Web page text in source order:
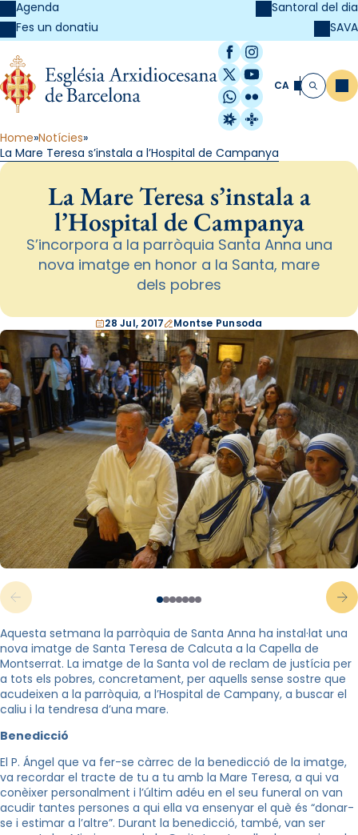
Agenda
Fes un donatiu
Santoral del dia
SAVA
Facebook
Instagram
X / Twitter
YouTube
WhatsApp
Flickr
Radio Estel
Catalunya
CA Cerca
Home Notícies
La Mare Teresa s’instala a l’Hospital de Campanya
La Mare Teresa s’instala a
l’Hospital de Campanya
S’incorpora a la parròquia Santa Anna una
nova imatge en honor a la Santa, mare
dels pobres
28 Jul, 2017 Montse Punsoda
Aquesta setmana la parròquia de Santa Anna ha instal·lat una
nova imatge de Santa Teresa de Calcuta a la Capella de
Montserrat. La imatge de la Santa vol de reclam de justícia per
a tots els pobres, concretament, per aquells sense sostre que
acudeixen a la parròquia, a l’Hospital de Campany, a buscar el
caliu i la tendresa d’una mare.
Benedicció
El P. Ángel que va fer-se càrrec de la benedicció de la imatge,
va recordar el tracte de tu a tu amb la Mare Teresa, a qui va
conèixer personalment i l’últim adéu en el seu funeral on van
acudir tantes persones a qui ella va ensenyar el què és “donar-
se i estimar a l’altre”. Durant la benedicció, també, van ser